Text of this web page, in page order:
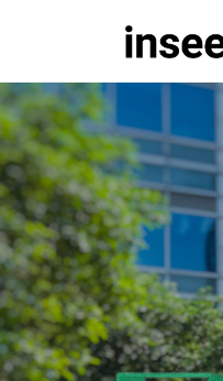
Vous lisez :